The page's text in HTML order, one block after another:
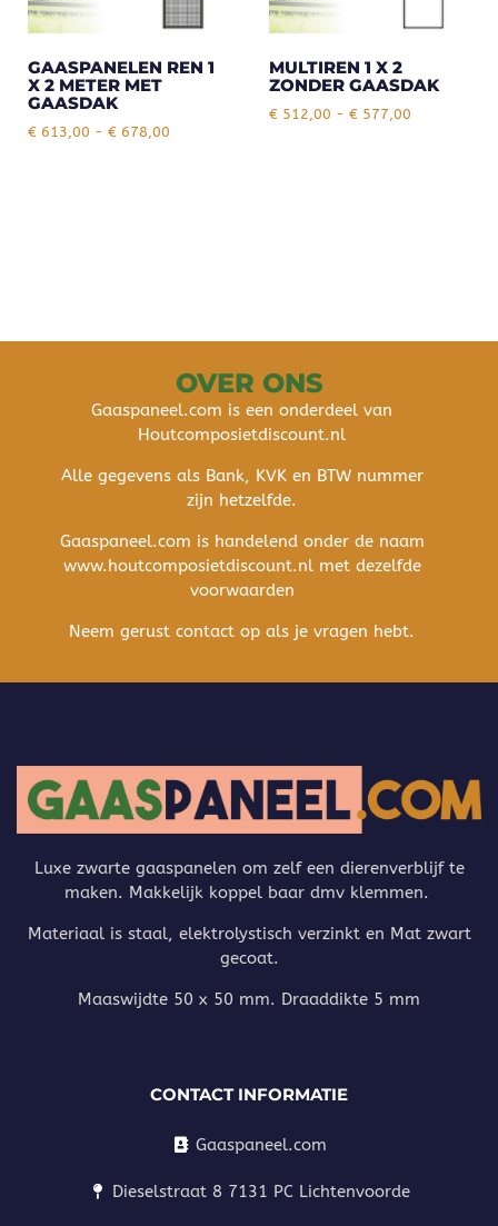
GAASPANELEN REN 1
X 2 METER MET
GAASDAK
€ 613,00 - € 678,00
MULTIREN 1 X 2
ZONDER GAASDAK
€512,00 - €577,00
OVER ONS
Gaaspaneel.com is een onderdeel van
Houtcomposietdiscount.nl
Alle gegevens als Bank, KVK en BTW nummer
zijn hetzelfde.
Gaaspaneel.com is handelend onder de naam
www.houtcomposietdiscount.nl met dezelfde
voorwaarden
Neem gerust contact op als je vragen hebt.
Luxe zwarte gaaspanelen om zelf een dierenverblijf te
maken. Makkelijk koppel baar dmv klemmen.
Materiaal is staal, elektrolystisch verzinkt en Mat zwart
gecoat.
Maaswijdte 50 x 50 mm. Draaddikte 5 mm
CONTACT INFORMATIE
Gaaspaneel.com
Dieselstraat 8 7131 PC Lichtenvoorde